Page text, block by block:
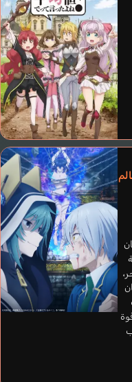
Cortés Jáquez
Jesús
إسباني
Bulgan